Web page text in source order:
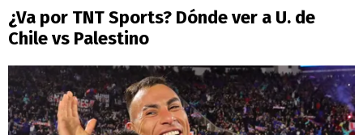
¿Va por TNT Sports? Dónde ver a U. de
Chile vs Palestino